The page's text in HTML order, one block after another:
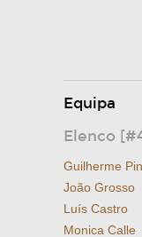
Equipa
Elenco
Guilherme
João Grosso
Luís Castro
Monica Calle